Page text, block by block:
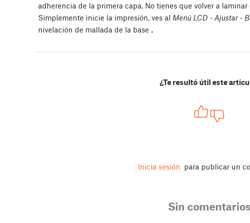
adherencia de la primera capa. No tienes que volver a
Simplemente inicie la impresión, ves al Menú LCD - Ajustar -
nivelación de mallada de la base
¿Te resultó útil este
Inicia sesión para publicar un
Sin comentarios